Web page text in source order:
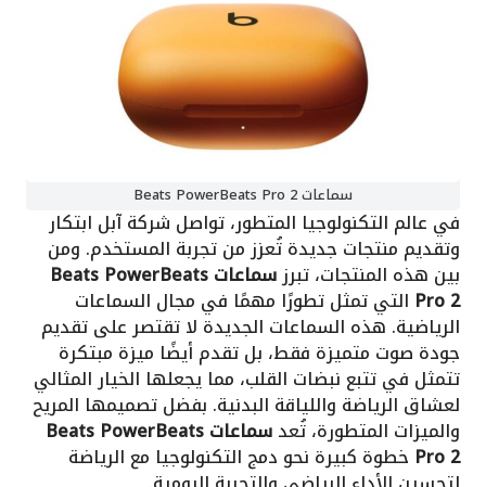
سماعات Beats PowerBeats Pro 2
في عالم التكنولوجيا المتطور، تواصل شركة آبل ابتكار
وتقديم منتجات جديدة تُعزز من تجربة المستخدم. ومن
بين هذه المنتجات، تبرز سماعات Beats PowerBeats
Pro 2 التي تمثل تطورًا مهمًا في مجال السماعات
الرياضية. هذه السماعات الجديدة لا تقتصر على تقديم
جودة صوت متميزة فقط، بل تقدم أيضًا ميزة مبتكرة
تتمثل في تتبع نبضات القلب، مما يجعلها الخيار المثالي
لعشاق الرياضة واللياقة البدنية. بفضل تصميمها المريح
والميزات المتطورة، تُعد سماعات Beats PowerBeats
Pro 2 خطوة كبيرة نحو دمج التكنولوجيا مع الرياضة